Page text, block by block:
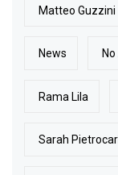
Matteo Guzzini
News
Rama Lila
Sarah